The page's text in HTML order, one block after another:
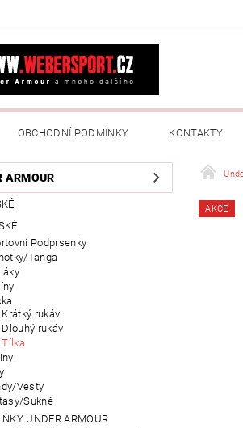
OBCHODNÍ PODMÍNKY KONTAKTY
NÁM MOJE OBJEDNÁVKA
ARMOUR
Podprsenky
Tanga
Krátký rukáv
Dlouhý rukáv
Tílka
Vesty
Sukně
UNDER ARMOUR
AKCE